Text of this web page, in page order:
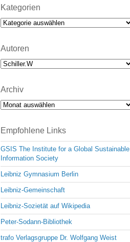
i
c
e
Kategorien
Kategorien
Autoren
Archiv
Archiv
Empfohlene Links
GSIS The Institute for a Global Sustainable
Information Society
Leibniz Gymnasium Berlin
Leibniz-Gemeinschaft
Leibniz-Sozietät auf Wikipedia
Peter-Sodann-Bibliothek
trafo Verlagsgruppe Dr. Wolfgang Weist